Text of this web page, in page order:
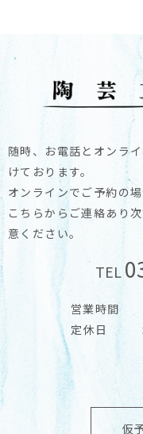
随時、お電話とオンラ
けております。
オンラインでご予約の
こちらからご連絡あり
意ください。
TEL
営業時間
定休日
仮